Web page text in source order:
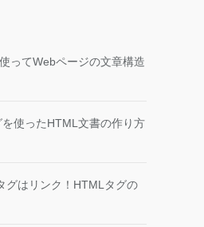
ってWebページの文章構造
使ったHTML文書の作り方
グはリンク！HTMLタグの